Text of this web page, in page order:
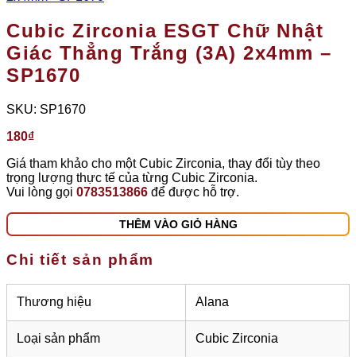
Cubic Zirconia ESGT Chữ Nhật
Giác Thẳng Trắng (3A) 2x4mm –
SP1670
SKU: SP1670
180₫
Giá tham khảo cho một Cubic Zirconia, thay đổi tùy theo
trọng lượng thực tế của từng Cubic Zirconia.
Vui lòng gọi 0783513866 để được hỗ trợ.
THÊM VÀO GIỎ HÀNG
Chi tiết sản phẩm
Thương hiệu Alana
Loại sản phẩm Cubic Zirconia